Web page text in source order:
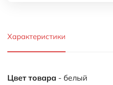
Характеристики
Цвет товара - белый